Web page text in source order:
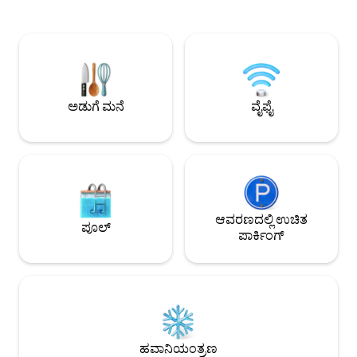
ವಿಷಾದಿಸುವುದಿಲ್ಲ - ನಕ್ಷತ್ರಗಳನ್ನು ನೋಡುವುದು
ನಿಜವಾಗಿಯೂ ಮಾಂತ್ರಿಕವಾಗಿರುತ್ತದೆ! ನೀವು
ಹೊರಡಲು ಕಷ್ಟಪಡುತ್ತೀರಿ ಎಂದು ನಮಗೆ
ಖಚಿತವಾಗಿದೆ!
ಮಾಂಟ್ರಿಯಲ್‌ನಿಂದ 2
ನಿಮಿಷಗಳು!! ಕ್ಯಾಬಿನ್‌ನ
ಹೈಕಿಂಗ್
ಅಡುಗೆ ಮನೆ ವೈಫೈ
ಪೂಲ್
ಆವರಣದಲ್ಲಿ ಉಚಿತ
ಪಾರ್ಕಿಂಗ್
ಹವಾನಿಯಂತ್ರಣ